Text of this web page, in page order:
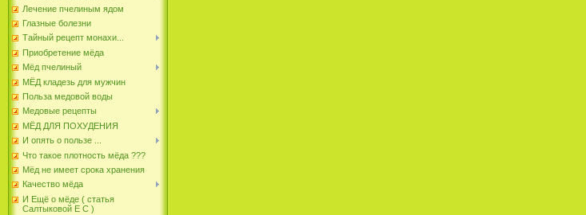
Лечение пчелиным ядом
Глазные болезни
Тайный рецепт монахи...
Приобретение мёда
Мёд пчелиный
МЁД кладезь для мужчин
Польза медовой воды
Медовые рецепты
МЁД ДЛЯ ПОХУДЕНИЯ
И опять о пользе ...
Что такое плотность мёда ???
Мёд не имеет срока хранения
Качество мёда
И Ещё о мёде ( статья
Салтыковой Е С )